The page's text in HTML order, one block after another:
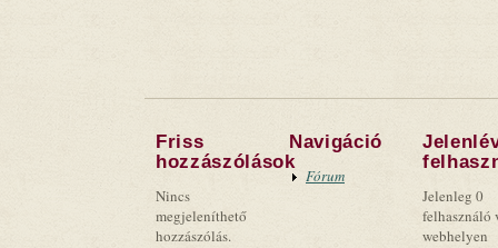
Friss
hozzászólások
Nincs
megjeleníthető
hozzászólás.
Navigáció
Fórum
Jelenleg 0
felhasználó
webhelyen